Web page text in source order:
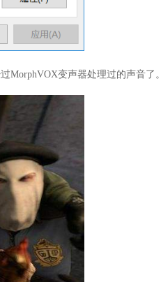
MorphVOX变声器处理过的声音了。